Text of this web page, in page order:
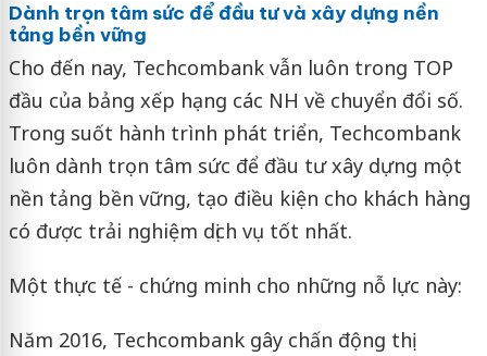
Dành trọn tâm sức để đầu tư và xây dựng nền
tảng bền vững
Cho đến nay, Techcombank vẫn luôn trong TOP
đầu của bảng xếp hạng các NH về chuyển đổi số.
Trong suốt hành trình phát triển, Techcombank
luôn dành trọn tâm sức để đầu tư xây dựng một
nền tảng bền vững, tạo điều kiện cho khách hàng
có được trải nghiệm dịch vụ tốt nhất.
Một thực tế - chứng minh cho những nỗ lực này:
Năm 2016, Techcombank gây chấn động thị